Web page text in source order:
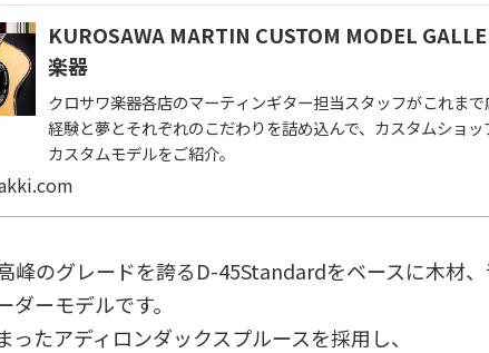
KUROSAWA MARTIN CUSTOM MODEL
楽器
クロサワ楽器各店のマーティンギター担当スタッフがこれま
経験と夢とそれぞれのこだわりを詰め込んで、カスタムショ
カスタムモデルをご紹介。
峰のグレードを誇るD-45Standardをベースに木材
ーモデルです。
ったアディロンダックスプルースを採用し、